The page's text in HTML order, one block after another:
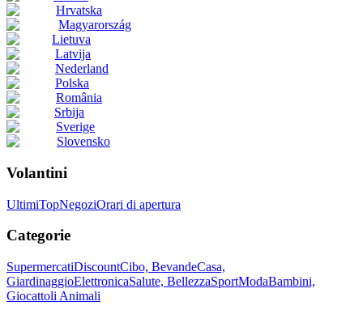
Hrvatska
Magyarország
Lietuva
Latvija
Nederland
Polska
România
Srbija
Sverige
Slovensko
Volantini
UltimiTopNegoziOrari di apertura
Categorie
SupermercatiDiscountCibo, BevandeCasa,
GiardinaggioElettronicaSalute, BellezzaSportModaBambini,
Giocattoli Animali